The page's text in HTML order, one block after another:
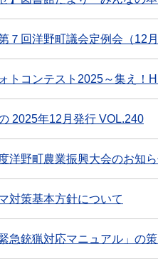
７回洋野町議会定例会（12
トコンテスト2025～集え！
2025年12月発行 VOL.240
洋野町農業振興大会のお知
対策基本方針について
急銃猟対応マニュアル」の